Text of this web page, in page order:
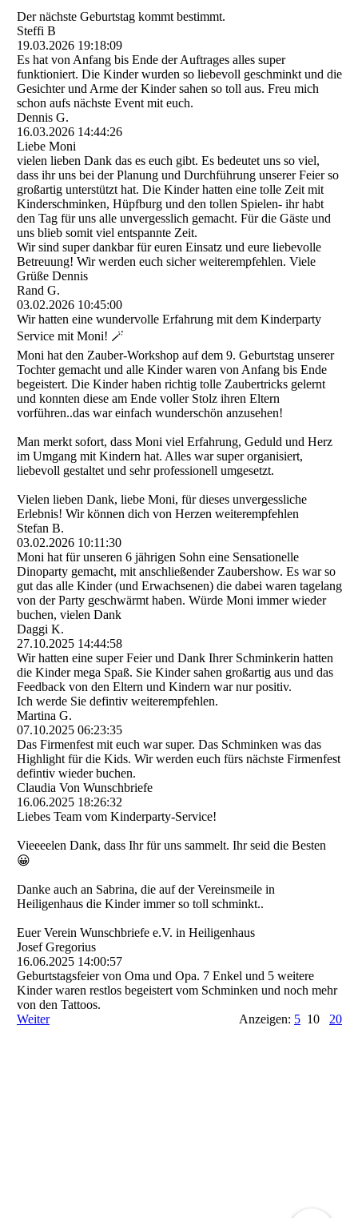
Der nächste Geburtstag kommt bestimmt.
Steffi B
19.03.2026 19:18:09
Es hat von Anfang bis Ende der Auftrages alles super
funktioniert. Die Kinder wurden so liebevoll geschminkt und die
Gesichter und Arme der Kinder sahen so toll aus. Freu mich
schon aufs nächste Event mit euch.
Dennis G.
16.03.2026 14:44:26
Liebe Moni
vielen lieben Dank das es euch gibt. Es bedeutet uns so viel,
dass ihr uns bei der Planung und Durchführung unserer Feier so
großartig unterstützt hat. Die Kinder hatten eine tolle Zeit mit
Kinderschminken, Hüpfburg und den tollen Spielen- ihr habt
den Tag für uns alle unvergesslich gemacht. Für die Gäste und
uns blieb somit viel entspannte Zeit.
Wir sind super dankbar für euren Einsatz und eure liebevolle
Betreuung! Wir werden euch sicher weiterempfehlen. Viele
Grüße Dennis
Rand G.
03.02.2026 10:45:00
Wir hatten eine wundervolle Erfahrung mit dem Kinderparty
Service mit Moni! 🪄
Moni hat den Zauber-Workshop auf dem 9. Geburtstag unserer
Tochter gemacht und alle Kinder waren von Anfang bis Ende
begeistert. Die Kinder haben richtig tolle Zaubertricks gelernt
und konnten diese am Ende voller Stolz ihren Eltern
vorführen..das war einfach wunderschön anzusehen!
Man merkt sofort, dass Moni viel Erfahrung, Geduld und Herz
im Umgang mit Kindern hat. Alles war super organisiert,
liebevoll gestaltet und sehr professionell umgesetzt.
Vielen lieben Dank, liebe Moni, für dieses unvergessliche
Erlebnis! Wir können dich von Herzen weiterempfehlen
Stefan B.
03.02.2026 10:11:30
Moni hat für unseren 6 jährigen Sohn eine Sensationelle
Dinoparty gemacht, mit anschließender Zaubershow. Es war so
gut das alle Kinder (und Erwachsenen) die dabei waren tagelang
von der Party geschwärmt haben. Würde Moni immer wieder
buchen, vielen Dank
Daggi K.
27.10.2025 14:44:58
Wir hatten eine super Feier und Dank Ihrer Schminkerin hatten
die Kinder mega Spaß. Sie Kinder sahen großartig aus und das
Feedback von den Eltern und Kindern war nur positiv.
Ich werde Sie defintiv weiterempfehlen.
Martina G.
07.10.2025 06:23:35
Das Firmenfest mit euch war super. Das Schminken was das
Highlight für die Kids. Wir werden euch fürs nächste Firmenfest
defintiv wieder buchen.
Claudia Von Wunschbriefe
16.06.2025 18:26:32
Liebes Team vom Kinderparty-Service!
Vieeeelen Dank, dass Ihr für uns sammelt. Ihr seid die Besten
😀
Danke auch an Sabrina, die auf der Vereinsmeile in
Heiligenhaus die Kinder immer so toll schminkt..
Euer Verein Wunschbriefe e.V. in Heiligenhaus
Josef Gregorius
16.06.2025 14:00:57
Geburtstagsfeier von Oma und Opa. 7 Enkel und 5 weitere
Kinder waren restlos begeistert vom Schminken und noch mehr
von den Tattoos.
Weiter
Anzeigen: 5 10 20